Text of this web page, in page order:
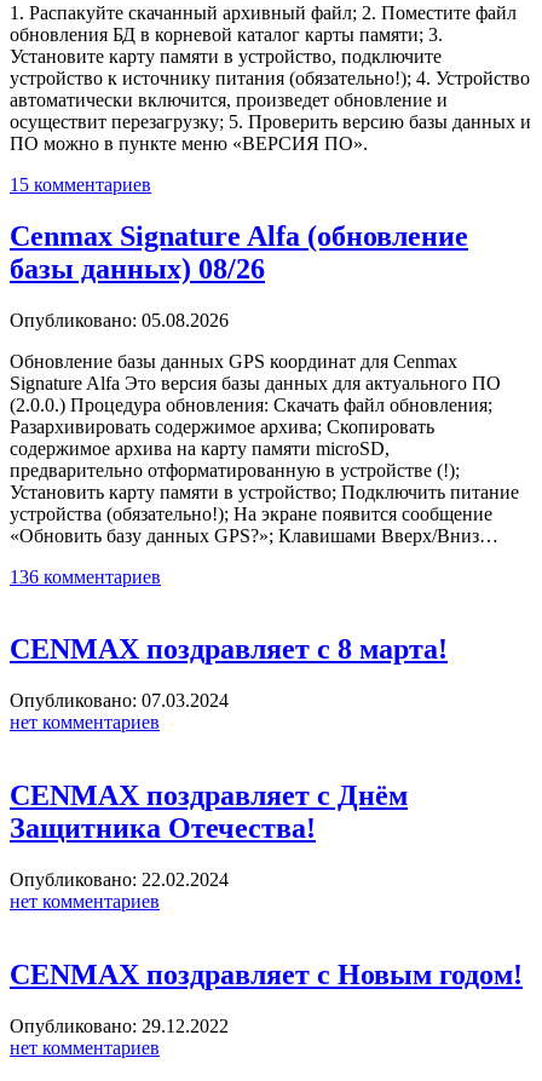
1. Распакуйте скачанный архивный файл; 2. Поместите файл
обновления БД в корневой каталог карты памяти; 3.
Установите карту памяти в устройство, подключите
устройство к источнику питания (обязательно!); 4. Устройство
автоматически включится, произведет обновление и
осуществит перезагрузку; 5. Проверить версию базы данных и
ПО можно в пункте меню «ВЕРСИЯ ПО».
15 комментариев
Cenmax Signature Alfa (обновление
базы данных) 08/26
Опубликовано: 05.08.2026
Обновление базы данных GPS координат для Cenmax
Signature Alfa Это версия базы данных для актуального ПО
(2.0.0.) Процедура обновления: Скачать файл обновления;
Разархивировать содержимое архива; Скопировать
содержимое архива на карту памяти microSD,
предварительно отформатированную в устройстве (!);
Установить карту памяти в устройство; Подключить питание
устройства (обязательно!); На экране появится сообщение
«Обновить базу данных GPS?»; Клавишами Вверх/Вниз…
136 комментариев
CENMAX поздравляет с 8 марта!
Опубликовано: 07.03.2024
нет комментариев
CENMAX поздравляет с Днём
Защитника Отечества!
Опубликовано: 22.02.2024
нет комментариев
CENMAX поздравляет с Новым годом!
Опубликовано: 29.12.2022
нет комментариев